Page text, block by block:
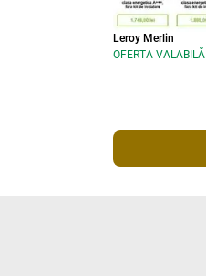
Leroy Merlin
OFERTA VALABILĂ